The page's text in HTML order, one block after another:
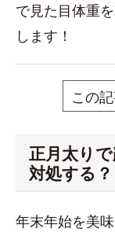
で見た目体重
します！
この
正月太り
対処する？
年末年始を美